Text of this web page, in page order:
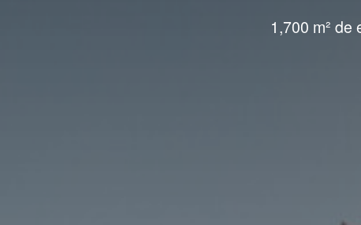
1,700 m²